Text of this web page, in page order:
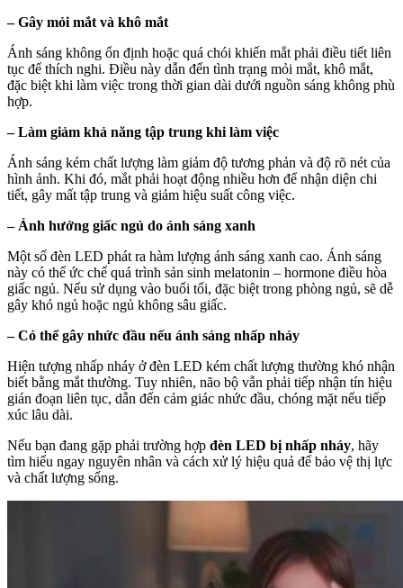
– Gây mỏi mắt và khô mắt
Ánh sáng không ổn định hoặc quá chói khiến mắt phải điều tiết liên
tục để thích nghi. Điều này dẫn đến tình trạng mỏi mắt, khô mắt,
đặc biệt khi làm việc trong thời gian dài dưới nguồn sáng không phù
hợp.
– Làm giảm khả năng tập trung khi làm việc
Ánh sáng kém chất lượng làm giảm độ tương phản và độ rõ nét của
hình ảnh. Khi đó, mắt phải hoạt động nhiều hơn để nhận diện chi
tiết, gây mất tập trung và giảm hiệu suất công việc.
– Ảnh hưởng giấc ngủ do ánh sáng xanh
Một số đèn LED phát ra hàm lượng ánh sáng xanh cao. Ánh sáng
này có thể ức chế quá trình sản sinh melatonin – hormone điều hòa
giấc ngủ. Nếu sử dụng vào buổi tối, đặc biệt trong phòng ngủ, sẽ dễ
gây khó ngủ hoặc ngủ không sâu giấc.
– Có thể gây nhức đầu nếu ánh sáng nhấp nháy
Hiện tượng nhấp nháy ở đèn LED kém chất lượng thường khó nhận
biết bằng mắt thường. Tuy nhiên, não bộ vẫn phải tiếp nhận tín hiệu
gián đoạn liên tục, dẫn đến cảm giác nhức đầu, chóng mặt nếu tiếp
xúc lâu dài.
Nếu bạn đang gặp phải trường hợp đèn LED bị nhấp nháy, hãy
tìm hiểu ngay nguyên nhân và cách xử lý hiệu quả để bảo vệ thị lực
và chất lượng sống.